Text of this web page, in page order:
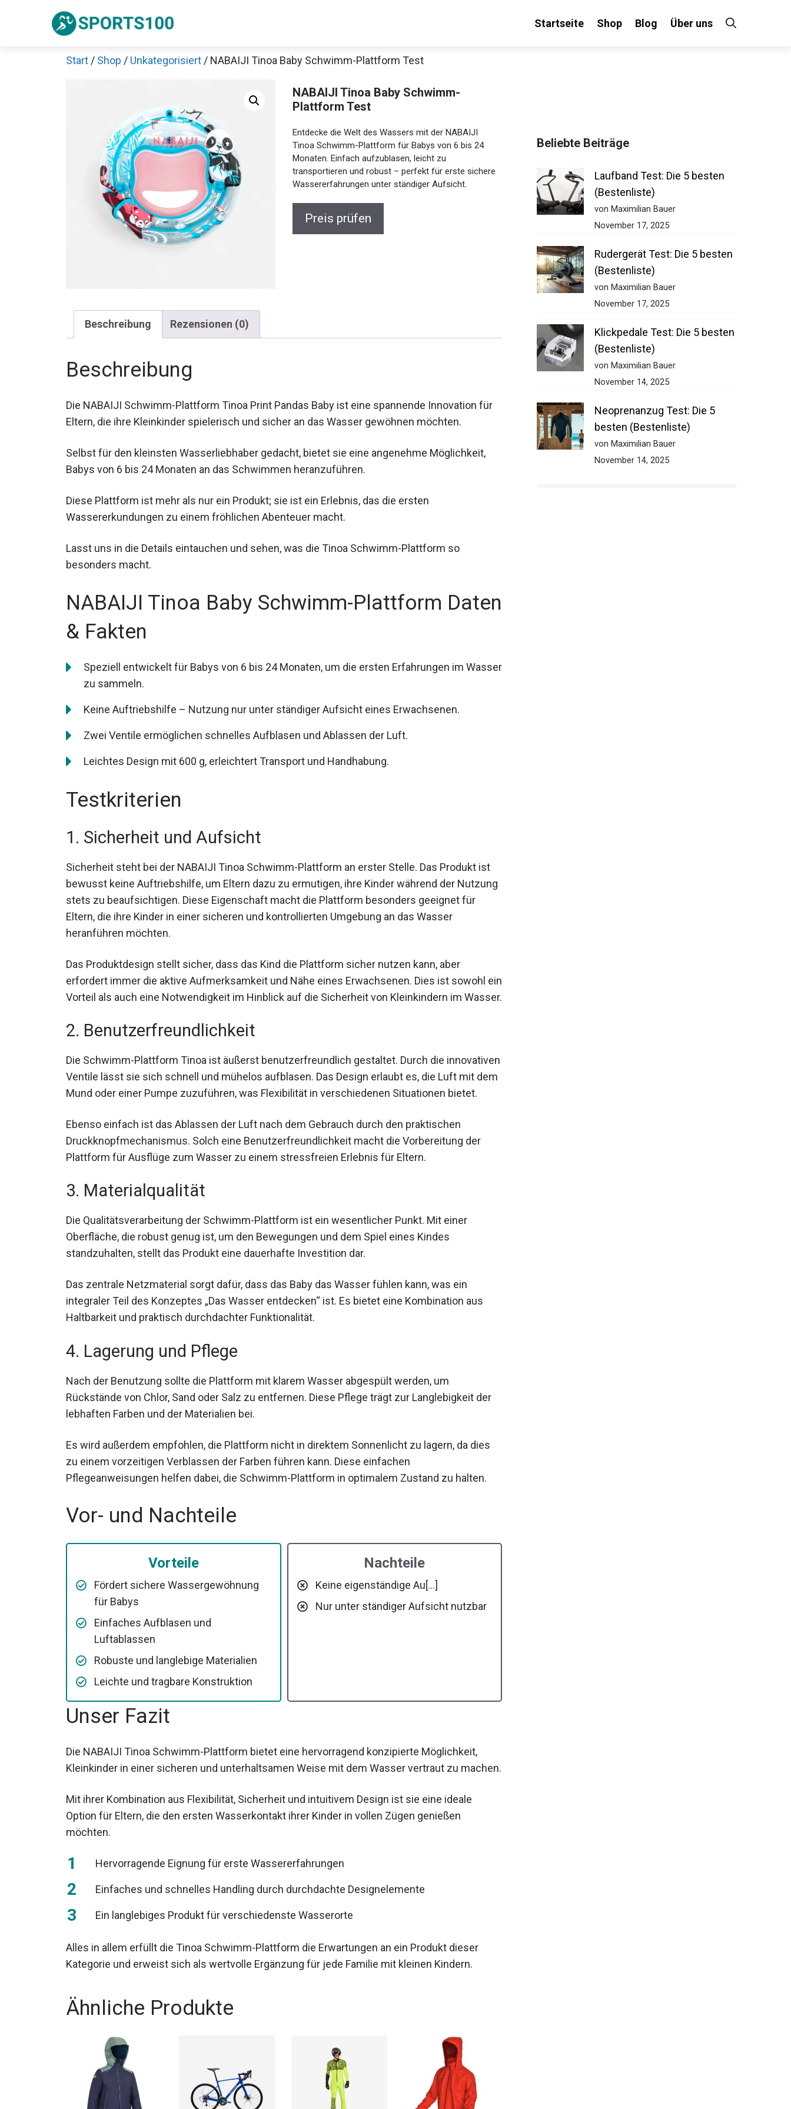
Startseite Shop Blog Über uns
Start / Shop / Unkategorisiert / NABAIJI Tinoa Baby Schwimm-Plattform Test
NABAIJI Tinoa Baby Schwimm-
Plattform Test
Entdecke die Welt des Wassers mit der NABAIJI
Tinoa Schwimm-Plattform für Babys von 6 bis 24
Monaten. Einfach aufzublasen, leicht zu
transportieren und robust – perfekt für erste sichere
Wassererfahrungen unter ständiger Aufsicht.
Preis prüfen
Beschreibung Rezensionen (0)
Beschreibung
Die NABAIJI Schwimm-Plattform Tinoa Print Pandas Baby ist eine spannende Innovation für
Eltern, die ihre Kleinkinder spielerisch und sicher an das Wasser gewöhnen möchten.
Selbst für den kleinsten Wasserliebhaber gedacht, bietet sie eine angenehme Möglichkeit,
Babys von 6 bis 24 Monaten an das Schwimmen heranzuführen.
Diese Plattform ist mehr als nur ein Produkt; sie ist ein Erlebnis, das die ersten
Wassererkundungen zu einem fröhlichen Abenteuer macht.
Lasst uns in die Details eintauchen und sehen, was die Tinoa Schwimm-Plattform so
besonders macht.
NABAIJI Tinoa Baby Schwimm-Plattform Daten
& Fakten
Speziell entwickelt für Babys von 6 bis 24 Monaten, um die ersten Erfahrungen im Wasser
zu sammeln.
Keine Auftriebshilfe – Nutzung nur unter ständiger Aufsicht eines Erwachsenen.
Zwei Ventile ermöglichen schnelles Aufblasen und Ablassen der Luft.
Leichtes Design mit 600 g, erleichtert Transport und Handhabung.
Testkriterien
1. Sicherheit und Aufsicht
Sicherheit steht bei der NABAIJI Tinoa Schwimm-Plattform an erster Stelle. Das Produkt ist
bewusst keine Auftriebshilfe, um Eltern dazu zu ermutigen, ihre Kinder während der Nutzung
stets zu beaufsichtigen. Diese Eigenschaft macht die Plattform besonders geeignet für
Eltern, die ihre Kinder in einer sicheren und kontrollierten Umgebung an das Wasser
heranführen möchten.
Das Produktdesign stellt sicher, dass das Kind die Plattform sicher nutzen kann, aber
erfordert immer die aktive Aufmerksamkeit und Nähe eines Erwachsenen. Dies ist sowohl ein
Vorteil als auch eine Notwendigkeit im Hinblick auf die Sicherheit von Kleinkindern im Wasser.
2. Benutzerfreundlichkeit
Die Schwimm-Plattform Tinoa ist äußerst benutzerfreundlich gestaltet. Durch die innovativen
Ventile lässt sie sich schnell und mühelos aufblasen. Das Design erlaubt es, die Luft mit dem
Mund oder einer Pumpe zuzuführen, was Flexibilität in verschiedenen Situationen bietet.
Ebenso einfach ist das Ablassen der Luft nach dem Gebrauch durch den praktischen
Druckknopfmechanismus. Solch eine Benutzerfreundlichkeit macht die Vorbereitung der
Plattform für Ausflüge zum Wasser zu einem stressfreien Erlebnis für Eltern.
3. Materialqualität
Die Qualitätsverarbeitung der Schwimm-Plattform ist ein wesentlicher Punkt. Mit einer
Oberfläche, die robust genug ist, um den Bewegungen und dem Spiel eines Kindes
standzuhalten, stellt das Produkt eine dauerhafte Investition dar.
Das zentrale Netzmaterial sorgt dafür, dass das Baby das Wasser fühlen kann, was ein
integraler Teil des Konzeptes „Das Wasser entdecken“ ist. Es bietet eine Kombination aus
Haltbarkeit und praktisch durchdachter Funktionalität.
4. Lagerung und Pflege
Nach der Benutzung sollte die Plattform mit klarem Wasser abgespült werden, um
Rückstände von Chlor, Sand oder Salz zu entfernen. Diese Pflege trägt zur Langlebigkeit der
lebhaften Farben und der Materialien bei.
Es wird außerdem empfohlen, die Plattform nicht in direktem Sonnenlicht zu lagern, da dies
zu einem vorzeitigen Verblassen der Farben führen kann. Diese einfachen
Pflegeanweisungen helfen dabei, die Schwimm-Plattform in optimalem Zustand zu halten.
Vor- und Nachteile
Vorteile
Fördert sichere Wassergewöhnung
für Babys
Einfaches Aufblasen und
Luftablassen
Robuste und langlebige Materialien
Leichte und tragbare Konstruktion
Nachteile
Keine eigenständige Au[…]
Nur unter ständiger Aufsicht nutzbar
Unser Fazit
Die NABAIJI Tinoa Schwimm-Plattform bietet eine hervorragend konzipierte Möglichkeit,
Kleinkinder in einer sicheren und unterhaltsamen Weise mit dem Wasser vertraut zu machen.
Mit ihrer Kombination aus Flexibilität, Sicherheit und intuitivem Design ist sie eine ideale
Option für Eltern, die den ersten Wasserkontakt ihrer Kinder in vollen Zügen genießen
möchten.
Hervorragende Eignung für erste Wassererfahrungen
Einfaches und schnelles Handling durch durchdachte Designelemente
Ein langlebiges Produkt für verschiedenste Wasserorte
Alles in allem erfüllt die Tinoa Schwimm-Plattform die Erwartungen an ein Produkt dieser
Kategorie und erweist sich als wertvolle Ergänzung für jede Familie mit kleinen Kindern.
Ähnliche Produkte
Beliebte Beiträge
Laufband Test: Die 5 besten
(Bestenliste)
von Maximilian Bauer
November 17, 2025
Rudergerät Test: Die 5 besten
(Bestenliste)
von Maximilian Bauer
November 17, 2025
Klickpedale Test: Die 5 besten
(Bestenliste)
von Maximilian Bauer
November 14, 2025
Neoprenanzug Test: Die 5
besten (Bestenliste)
von Maximilian Bauer
November 14, 2025